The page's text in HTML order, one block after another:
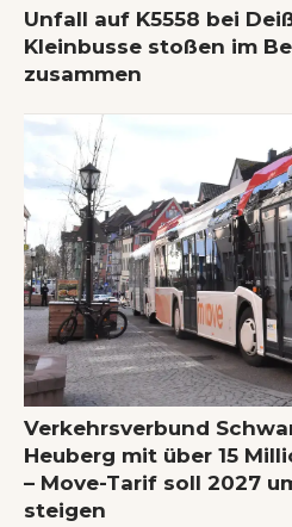
Unfall auf K5558 bei
Kleinbusse stoßen im
zusammen
Verkehrsverbund
Heuberg mit über 15
– Move-Tarif soll 2027
steigen